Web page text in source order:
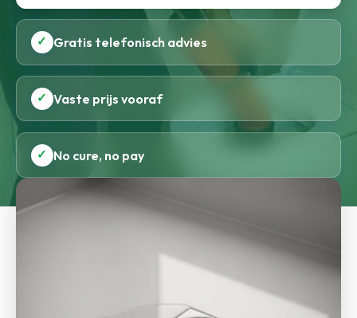
✓ Gratis telefonisch advies
✓ Vaste prijs vooraf
✓ No cure, no pay